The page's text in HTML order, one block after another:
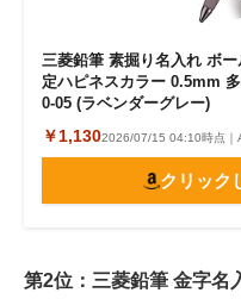
三菱鉛筆 素掘り名入れ ボ
定ハピネスカラー 0.5mm
0-05 (ラベンダーグレー)
￥1,1302026/07/15 04:10時点｜
クリック
第2位：三菱鉛筆 金字名